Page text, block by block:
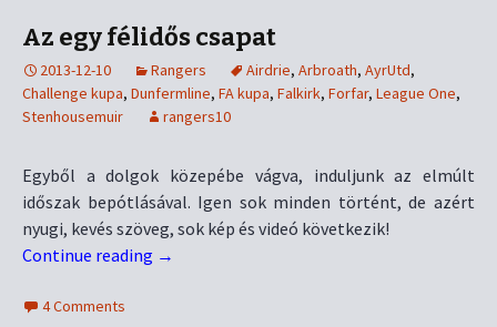
Az egy félidős csapat
2013-12-10 Rangers Airdrie, Arbroath, AyrUtd,
Challenge kupa, Dunfermline, FA kupa, Falkirk, Forfar, League One,
Stenhousemuir
rangers10
Egyből a dolgok közepébe vágva, induljunk az elmúlt
időszak bepótlásával. Igen sok minden történt, de azért
nyugi, kevés szöveg, sok kép és videó következik!
Continue reading →
4 Comments